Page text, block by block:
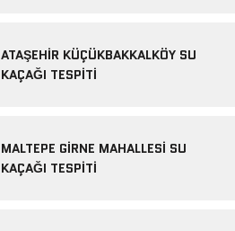
ATAŞEHIR KÜÇÜKBAKKALKÖY SU
KAÇAĞI TESPITI
MALTEPE GIRNE MAHALLESI SU
KAÇAĞI TESPITI